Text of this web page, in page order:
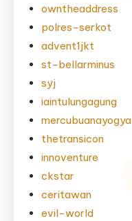
owntheaddress
polres-serkot
advent1jkt
st-bellarminus
syj
iaintulungagung
mercubuanayogya
thetransicon
innoventure
ckstar
ceritawan
evil-world